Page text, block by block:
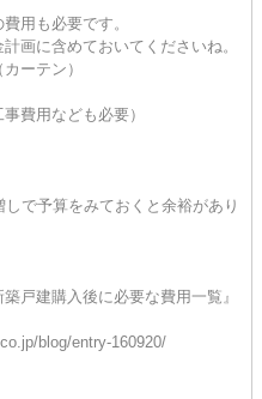
用も必要です。
画に含めておいてくださいね。
ーテン）
費用なども必要）
しで予算をみておくと余裕があり
戸建購入後に必要な費用一覧』
blog/entry-160920/